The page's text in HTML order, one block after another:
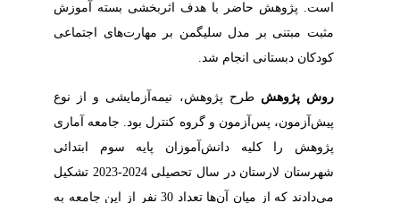
‬است. پژوهش‭ ‬حاضر‭ ‬با‭ ‬هدف‭ ‬اثربخشی‭ ‬بسته‭ ‬آموزش‭
‬مثبت‭ ‬مبتنی‭ ‬بر‭ ‬مدل‭ ‬سلیگمن‭ ‬بر‭ ‬مهارت‌های‭ ‬اجتماعی‭
‬کودکان‭ ‬دبستانی‭ ‬انجام‭ ‬شد‭. ‬
روش‭ ‬پژوهش
‭ ‬طرح‭ ‬پژوهش،‭ ‬نیمه‌آزمایشی‭ ‬و‭ ‬از‭ ‬نوع‭
‬پژوهش‭ ‬را‭ ‬کلیه‭ ‬دانش‌آموزان‭ ‬پایه‌‭ ‬سوم‭ ‬ابتدائی‭
‬شهرستان‭ ‬لارستان‭ ‬در‭ ‬سال‭ ‬تحصیلی‭ ‬2023‭-‬2024‭ ‬تشکیل‭